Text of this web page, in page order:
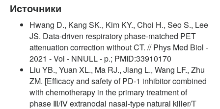
Источники
Hwang D., Kang SK., Kim KY., Choi H., Seo S., Lee
JS. Data-driven respiratory phase-matched PET
attenuation correction without CT. // Phys Med Biol -
2021 - Vol - NNULL - p.; PMID:33910170
Liu YB., Yuan XL., Ma RJ., Jiang L., Wang LF., Zhu
ZM. [Efficacy and safety of PD-1 inhibitor combined
with chemotherapy in the primary treatment of
phase Ⅲ/Ⅳ extranodal nasal-type natural killer/T